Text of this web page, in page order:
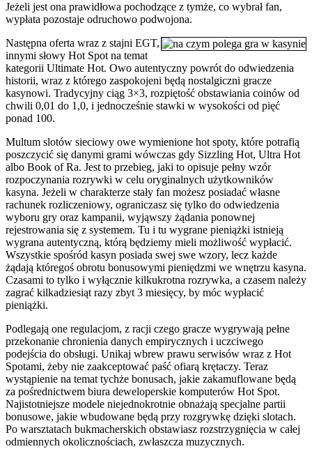
Jeżeli jest ona prawidłowa pochodzące z tymże, co wybrał fan,
wypłata pozostaje odruchowo podwojona.
Następna oferta wraz z stajni EGT,
innymi słowy Hot Spot na temat
kategorii Ultimate Hot. Owo autentyczny powrót do odwiedzenia
historii, wraz z którego zaspokojeni będą nostalgiczni gracze
kasynowi. Tradycyjny ciąg 3×3, rozpiętość obstawiania coinów od
chwili 0,01 do 1,0, i jednocześnie stawki w wysokości od pięć
ponad 100.
Multum slotów sieciowy owe wymienione hot spoty, które potrafią
poszczycić się danymi grami wówczas gdy Sizzling Hot, Ultra Hot
albo Book of Ra. Jest to przebieg, jaki to opisuje pełny wzór
rozpoczynania rozrywki w celu oryginalnych użytkowników
kasyna. Jeżeli w charakterze stały fan możesz posiadać własne
rachunek rozliczeniowy, ograniczasz się tylko do odwiedzenia
wyboru gry oraz kampanii, wyjąwszy żądania ponownej
rejestrowania się z systemem. Tu i tu wygrane pieniążki istnieją
wygrana autentyczną, którą będziemy mieli możliwość wypłacić.
Wszystkie spośród kasyn posiada swej swe wzory, lecz każde
żądają któregoś obrotu bonusowymi pieniędzmi we wnętrzu kasyna.
Czasami to tylko i wyłącznie kilkukrotna rozrywka, a czasem należy
zagrać kilkadziesiąt razy zbyt 3 miesięcy, by móc wypłacić
pieniążki.
Podlegają one regulacjom, z racji czego gracze wygrywają pełne
przekonanie chronienia danych empirycznych i uczciwego
podejścia do obsługi. Unikaj wbrew prawu serwisów wraz z Hot
Spotami, żeby nie zaakceptować paść ofiarą krętaczy. Teraz
wystąpienie na temat tychże bonusach, jakie zakamuflowane będą
za pośrednictwem biura deweloperskie komputerów Hot Spot.
Najistotniejsze modele niejednokrotnie obnażają specjalne partii
bonusowe, jakie wbudowane będą przy rozgrywkę dzięki slotach.
Po warsztatach bukmacherskich obstawiasz rozstrzygnięcia w całej
odmiennych okolicznościach, zwłaszcza muzycznych.